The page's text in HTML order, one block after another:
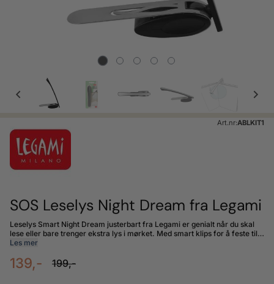
Art.nr:ABLKIT1
SOS Leselys Night Dream fra Legami
Leselys Smart Night Dream justerbart fra Legami er genialt når du skal
lese eller bare trenger ekstra lys i mørket. Med smart klips for å feste til
boken. Kommer med kaldt ledlys for optimal lys. Materiale: ABS, metall.
Legami.
Les mer
139,- 199,-